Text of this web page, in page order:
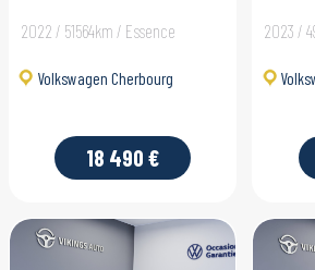
2022 / 51564km / Essence
Volkswagen Cherbourg
18 490 €
2023 /